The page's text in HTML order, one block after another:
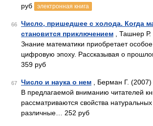
руб
электронная книга
66
Число, пришедшее с холода. Когда
становится приключением , Ташнер
Знание математики приобретает
цифровую эпоху. Рассказывая о
359 руб
67 Число и наука о нем , Берман Г. (2007)
В предлагаемой вниманию читателей
рассматриваются свойства
различные… 252 руб